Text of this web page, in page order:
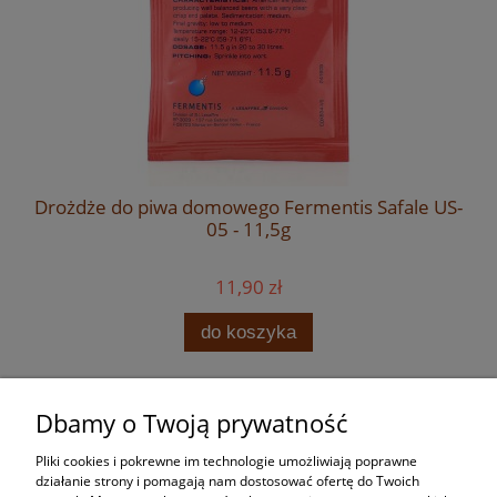
Drożdże do piwa domowego Fermentis Safale US-
05 - 11,5g
11,90 zł
do koszyka
Zakupy
Pomoc
Dbamy o Twoją prywatność
Pliki cookies i pokrewne im technologie umożliwiają poprawne
działanie strony i pomagają nam dostosować ofertę do Twoich